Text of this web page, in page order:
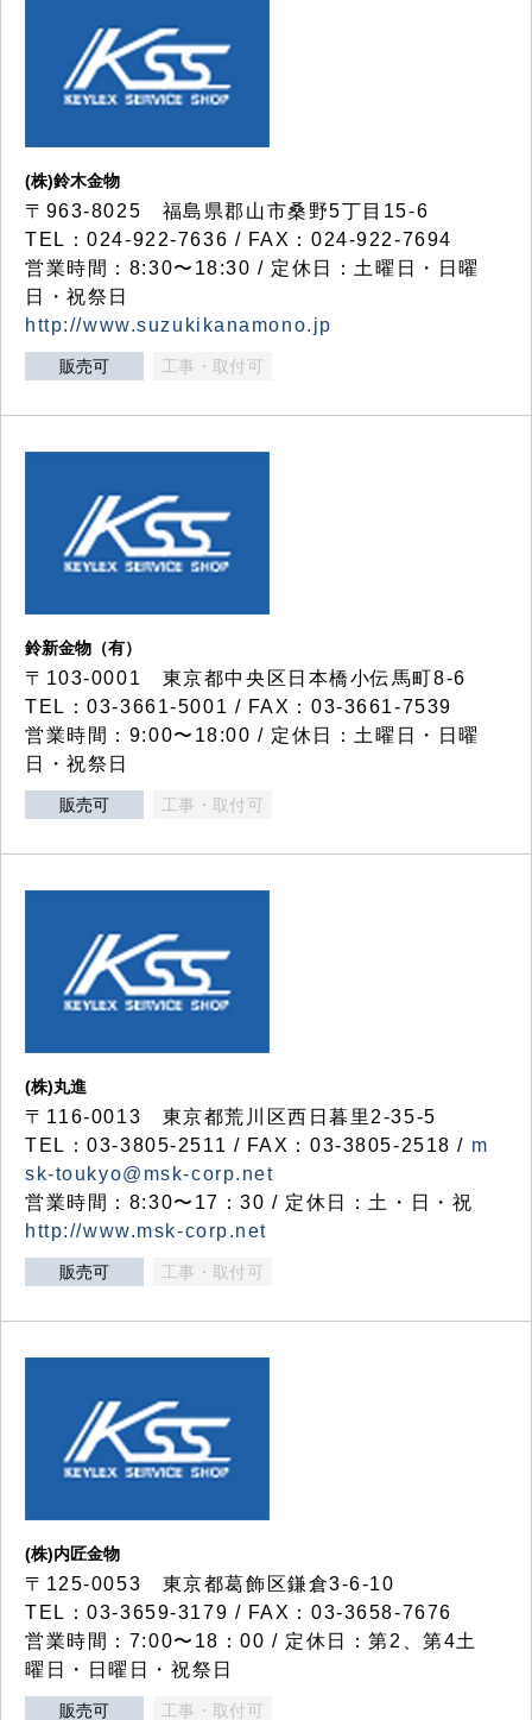
(株)鈴木金物
〒963-8025 福島県郡山市桑野5丁目15-6
TEL：024-922-7636 / FAX：024-922-7694
営業時間：8:30〜18:30 / 定休日：土曜日・日曜
日・祝祭日
http://www.suzukikanamono.jp
販売可 工事・取付可
鈴新金物（有）
〒103-0001 東京都中央区日本橋小伝馬町8-6
TEL：03-3661-5001 / FAX：03-3661-7539
営業時間：9:00〜18:00 / 定休日：土曜日・日曜
日・祝祭日
販売可 工事・取付可
(株)丸進
〒116-0013 東京都荒川区西日暮里2-35-5
TEL：03-3805-2511 / FAX：03-3805-2518 / m
sk-toukyo@msk-corp.net
営業時間：8:30〜17：30 / 定休日：土・日・祝
http://www.msk-corp.net
販売可 工事・取付可
(株)内匠金物
〒125-0053 東京都葛飾区鎌倉3-6-10
TEL：03-3659-3179 / FAX：03-3658-7676
営業時間：7:00〜18：00 / 定休日：第2、第4土
曜日・日曜日・祝祭日
販売可 工事・取付可